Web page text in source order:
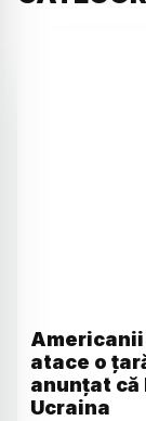
Americanii
atace o
anunțat că
Ucraina